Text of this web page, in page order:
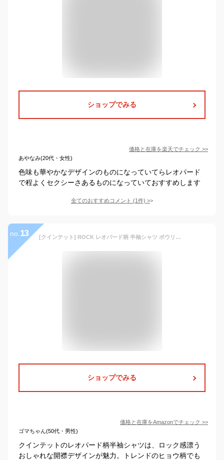
ショップでみる
価格と在庫を楽天でチェック >>
あやなみ(20代・女性)
色味も華やかなデザインのものになっていてらレオパード
で程よくセクシーさあるものになっていておすすめします
全てのおすすめコメント (1件) >
no. 13 [クインテット] ROCK レオパード柄 半袖シャツ ボウリングシャツ ヒョウ柄 シャツ 開襟シャツ メンズ ロック 豹 11-2180518 (M, ベージュ(BEIGE))
ショップでみる
価格と在庫をAmazonでチェック >>
ゴマちゃん(50代・男性)
クインテットのレオパード柄半袖シャツは、ロック感漂う
おしゃれな開襟デザインが魅力。トレンドのヒョウ柄でも